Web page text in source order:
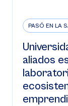
PASÓ EN LA
aliados